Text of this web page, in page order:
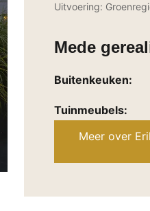
Uitvoering:
Mede
Buitenkeuken:
Tuinmeubels:
Meer over